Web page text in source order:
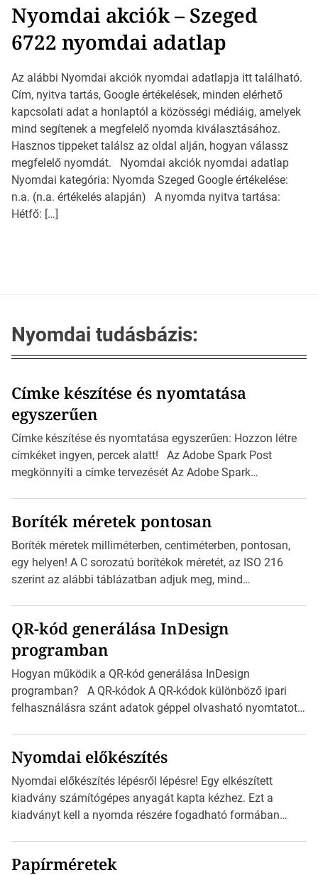
Nyomdai akciók – Szeged
6722 nyomdai adatlap
Az alábbi Nyomdai akciók nyomdai adatlapja itt található.
Cím, nyitva tartás, Google értékelések, minden elérhető
kapcsolati adat a honlaptól a közösségi médiáig, amelyek
mind segítenek a megfelelő nyomda kiválasztásához.
Hasznos tippeket találsz az oldal alján, hogyan válassz
megfelelő nyomdát. Nyomdai akciók nyomdai adatlap
Nyomdai kategória: Nyomda Szeged Google értékelése:
n.a. (n.a. értékelés alapján) A nyomda nyitva tartása:
Hétfő: […]
Nyomdai tudásbázis:
Címke készítése és nyomtatása
egyszerűen
Címke készítése és nyomtatása egyszerűen: Hozzon létre
címkéket ingyen, percek alatt! Az Adobe Spark Post
megkönnyíti a címke tervezését Az Adobe Spark
igazán foroghatnak a kreatív fogaskerekek, miközben
zajlik a saját címke készítése. Hogyan készítsünk címkét?
Válasszon méretet és alakot: Válassza ki a kívánt címke
méretét. Akár néhány személyes […]
Boríték méretek pontosan
Boríték méretek milliméterben, centiméterben, pontosan,
egy helyen! A C sorozatú borítékok méretét, az ISO 216
szerint az alábbi táblázatban adjuk meg, mind
az A4-es papírlaphoz viszonyítva. Az amerikai és észak-
amerikai boríték méretére az ISO 216 nem vonatkozik.
Boríték méretének táblázata C0-tól C10-ig […]
QR-kód generálása InDesign
programban
Hogyan működik a QR-kód generálása InDesign
programban? A QR-kódok A QR-kódok különböző ipari
felhasználásra szánt adatok géppel olvasható nyomtatott
telepíthet egy QR-kód-leolvasó alkalmazást, ami leolvasni
és dekódolni képes az URL-információt és átirányítja a
telefon böngészőjét a cég weblapjára. A QR-kód
beolvasása után a felhasználó szöveges üzenetet kaphat,
Nyomdai előkészítés
Nyomdai előkészítés lépésről lépésre! Egy elkészített
kiadvány számítógépes anyagát kapta kézhez. Ezt a
kiadványt kell a nyomda részére fogadható formában
Illustratorban készült vektorgrafika. Minden esetben
Papírméretek